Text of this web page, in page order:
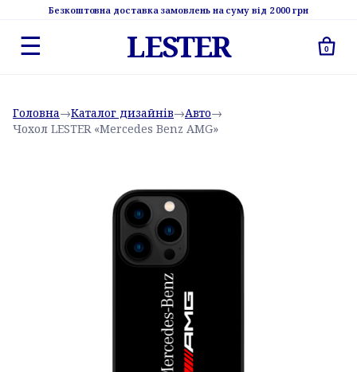
Безкоштовна доставка замовлень на суму від 2 000 грн
☰ LESTER 0
Головна→Каталог дизайнів→Авто→
Чохол LESTER «Mercedes Benz AMG»